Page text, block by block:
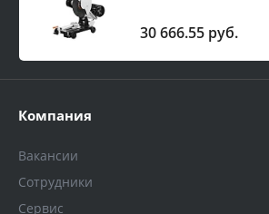
30 666.55 руб.
Компания
Вакансии
Сотрудники
Сервис